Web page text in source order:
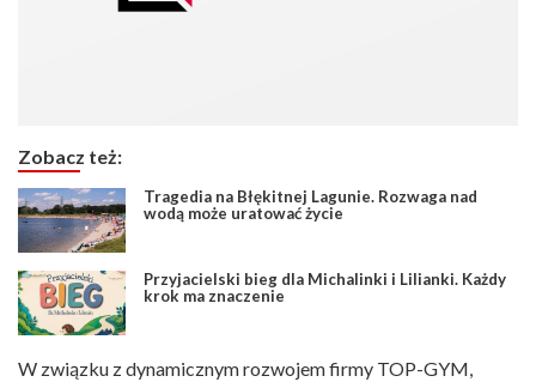
Zobacz też:
Tragedia na Błękitnej Lagunie. Rozwaga nad
wodą może uratować życie
Przyjacielski bieg dla Michalinki i Lilianki. Każdy
krok ma znaczenie
W związku z dynamicznym rozwojem firmy TOP-GYM,